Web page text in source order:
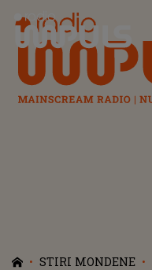
Radio Impuls
STIRI MONDENE